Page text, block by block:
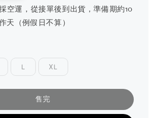
空運，從接單後到出貨，準備期約10
天（例假日不算）
L XL
售完